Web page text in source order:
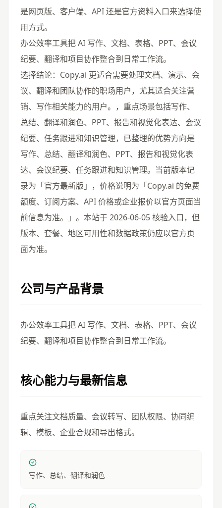
是网页版、客户端、API 还是官方资料入口来选择使
用方式。
办公效率工具把 AI 写作、文档、表格、PPT、会议
纪要、翻译和项目协作整合到日常工作流。
选择结论：Copy.ai 更适合需要处理文档、演示、会
议、翻译和团队协作的职场用户，尤其适合关注营
销、写作相关能力的用户。，重点场景包括写作、
总结、翻译和润色、PPT、报告和视觉化表达、会议
纪要、任务跟进和知识管理，已整理的优势方向是
写作、总结、翻译和润色、PPT、报告和视觉化表
达、会议纪要、任务跟进和知识管理。当前版本记
录为「官方最新版」，价格说明为「Copy.ai 的免费
额度、订阅方案、API 价格或企业报价以官方页面当
前信息为准。」。本站于 2026-06-05 核验入口，但
版本、套餐、地区可用性和数据政策仍应以官方页
面为准。
公司与产品背景
办公效率工具把 AI 写作、文档、表格、PPT、会议
纪要、翻译和项目协作整合到日常工作流。
核心能力与最新信息
重点关注文档质量、会议转写、团队权限、协同编
辑、模板、企业合规和导出格式。
写作、总结、翻译和润色